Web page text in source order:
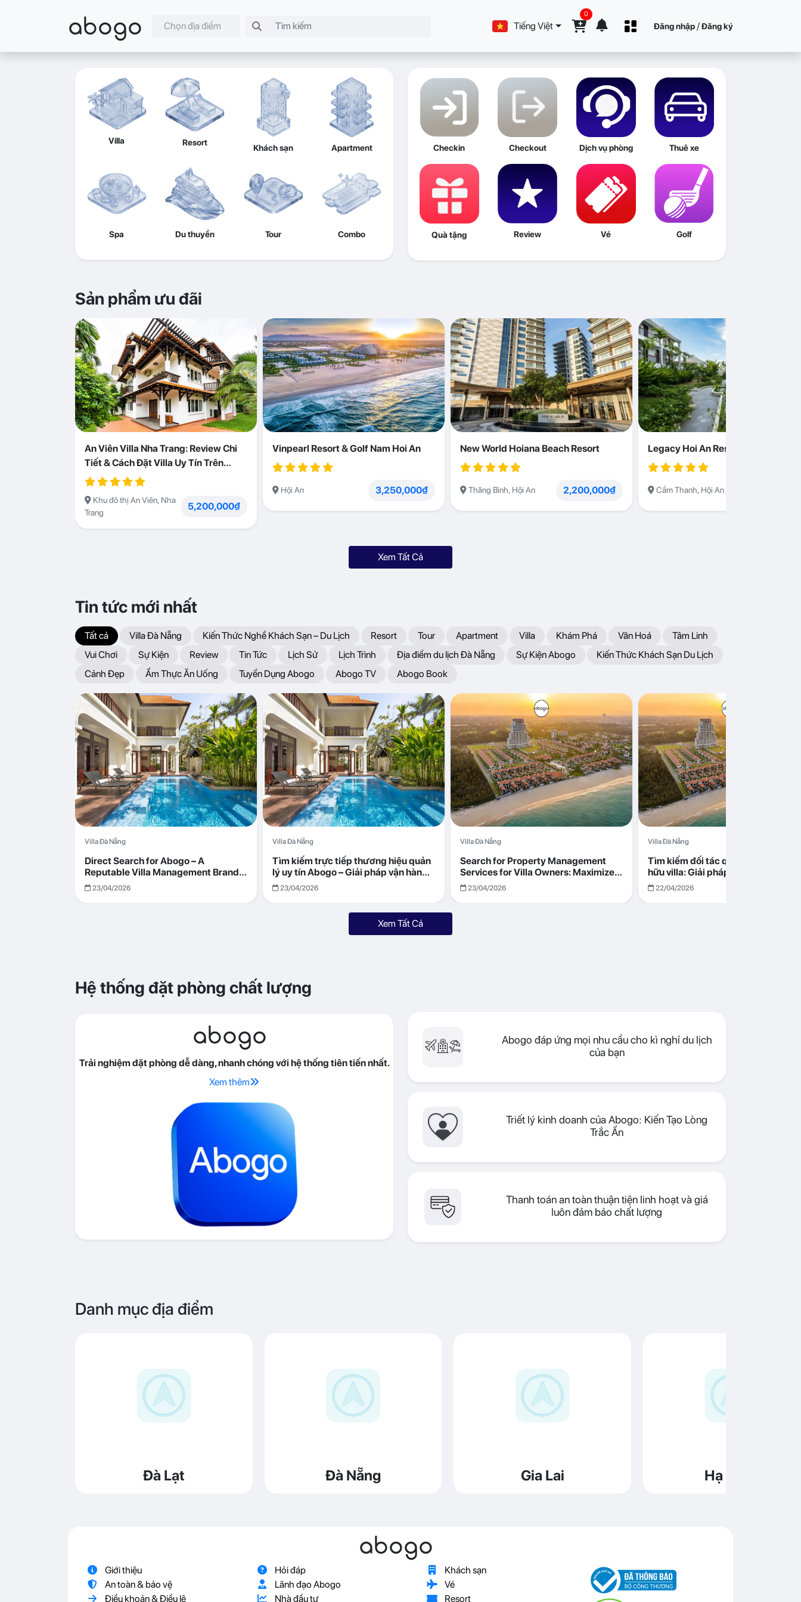
abogo Chọn địa điểm Tiếng Việt
0
Đăng nhập /Đăng ký
Villa Resort
Khách sạn Apartment
Spa Du thuyền Tour Combo
Checkin Checkout Dịch vụ phòng Thuê xe
Quà tặng Review Vé Golf
Sản phẩm ưu đãi
An Viên Villa Nha Trang: Review Chi
Tiết & Cách Đặt Villa Uy Tín Trên
Abogo
Khu đô thị An Viên, Nha
Trang
5,200,000₫
Vinpearl Resort & Golf Nam Hoi An
Hội An 3,250,000₫
New World Hoiana Beach Resort
Thăng Bình, Hội An 2,200,000₫
Legacy Hoi An Resort
Cẩm Thanh, Hội An
Xem Tất Cả
Tin tức mới nhất
Tất cả Villa Đà Nẵng Kiến Thức Nghề Khách Sạn – Du Lịch Resort Tour Apartment Villa Khám Phá Văn Hoá
Tâm Linh
Vui Chơi
Sự Kiện Review Tin Tức Lịch Sử Lịch Trình Địa điểm du lịch Đà Nẵng Sự Kiện Abogo
Kiến Thức Khách Sạn Du Lịch
Cảnh Đẹp
Ẩm Thực Ăn Uống Tuyển Dụng Abogo Abogo TV Abogo Book
Villa Đà Nẵng
Direct Search for Abogo – A
Reputable Villa Management Brand
with Transparent and Effective
Operations
23/04/2026
Villa Đà Nẵng
Tìm kiếm trực tiếp thương hiệu quản
lý uy tín Abogo – Giải pháp vận hành
villa hiệu quả, minh bạch
23/04/2026
Villa Đà Nẵng
Search for Property Management
Services for Villa Owners: Maximize
Returns with Abogo in Da Nang
23/04/2026
Villa Đà Nẵng
Tìm kiếm đối tác quản lý cho chủ sở
hữu villa: Giải pháp tối ưu lợi nhuận
cùng Abogo tại Đà Nẵng
22/04/2026
Xem Tất Cả
Hệ thống đặt phòng chất lượng
abogo
Trải nghiệm đặt phòng dễ dàng, nhanh chóng với hệ thống tiên tiến nhất.
Xem thêm
Abogo đáp ứng mọi nhu cầu cho kì nghỉ du lịch
của bạn
Triết lý kinh doanh của Abogo: Kiến Tạo Lòng
Trắc Ẩn
Thanh toán an toàn thuận tiện linh hoạt và giá
luôn đảm bảo chất lượng
Danh mục địa điểm
Đà Lạt Đà Nẵng Gia Lai Hạ Long
abogo
Giới thiệu
An toàn & bảo vệ
Điều khoản & Điều lệ
Hỏi đáp
Lãnh đạo Abogo
Nhà đầu tư
Khách sạn
Vé
Resort